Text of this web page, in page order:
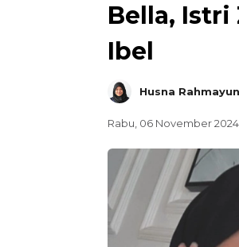
Bella,
Ibel
Husna
Rabu, 06 November 2024